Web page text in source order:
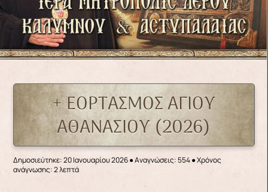
+ ΕΟΡΤΑΣΜΟΣ ΑΓΙΟΥ
ΑΘΑΝΑΣΙΟΥ (2026)
Δημοσιεύτηκε: 20 Ιανουαρίου 2026●Αναγνώσεις: 554● Χρόνος
ανάγνωσης: 2 λεπτά